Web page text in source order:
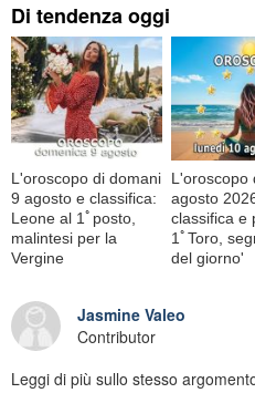
Di tendenza oggi
L'oroscopo di domani
9 agosto e classifica:
Leone al 1ﾟposto,
malintesi per la
Vergine
L'oroscopo
agosto
classifica e
1ﾟToro,
del giorno'
Jasmine Valeo
Contributor
Leggi di più sullo stesso